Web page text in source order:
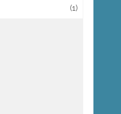
(1)